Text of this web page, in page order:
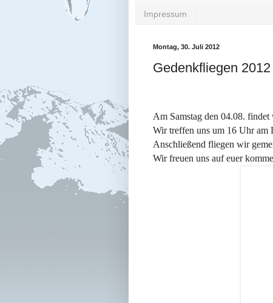
Impressum
Montag, 30. Juli 2012
Gedenkfliegen 2012
Am Samstag den 04.08.
Wir treffen uns um 16 Uhr am
Anschließend fliegen wir
Wir freuen uns auf euer